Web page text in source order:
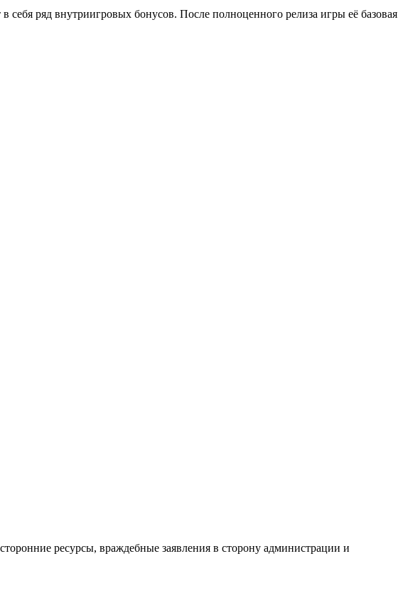
себя ряд внутриигровых бонусов. После полноценного релиза игры её базовая
ресурсы, враждебные заявления в сторону администрации и